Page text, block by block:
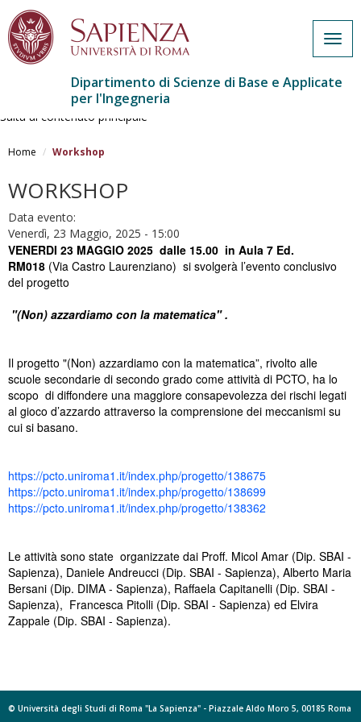
Salta al contenuto principale
Dipartimento di Scienze di Base e Applicate
per l'Ingegneria
Home Workshop
WORKSHOP
Data evento:
Venerdì, 23 Maggio, 2025 - 15:00
VENERDI 23 MAGGIO 2025 dalle 15.00 in Aula 7 Ed.
RM018 (Via Castro Laurenziano) si svolgerà l’evento conclusivo
del progetto
"(Non) azzardiamo con la matematica" .
Il progetto "(Non) azzardiamo con la matematica”, rivolto alle
scuole secondarie di secondo grado come attività di PCTO, ha lo
scopo di diffondere una maggiore consapevolezza dei rischi legati
al gioco d’azzardo attraverso la comprensione dei meccanismi su
cui si basano.
https://pcto.uniroma1.it/index.php/progetto/138675
https://pcto.uniroma1.it/index.php/progetto/138699
https://pcto.uniroma1.it/index.php/progetto/138362
Le attività sono state organizzate dai Proff. Micol Amar (Dip. SBAI -
Sapienza), Daniele Andreucci (Dip. SBAI - Sapienza), Alberto Maria
Bersani (Dip. DIMA - Sapienza), Raffaela Capitanelli (Dip. SBAI -
Sapienza), Francesca Pitolli (Dip. SBAI - Sapienza) ed Elvira
Zappale (Dip. SBAI - Sapienza).
© Università degli Studi di Roma "La Sapienza" - Piazzale Aldo Moro 5, 00185 Roma